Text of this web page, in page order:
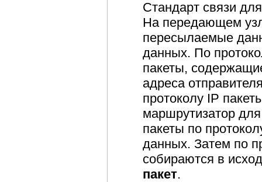
Стандарт связи
На передающем
пересылаемые
данных. По
пакеты,
адреса
протоколу IP
маршрутизатор
пакеты по
данных. Затем по
собираются в
пакет.